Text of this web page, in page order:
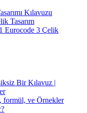
Kılavuzu
Tasarım
Eurocode 3 Çelik
Bir Kılavuz |
formül, ve Örnekler